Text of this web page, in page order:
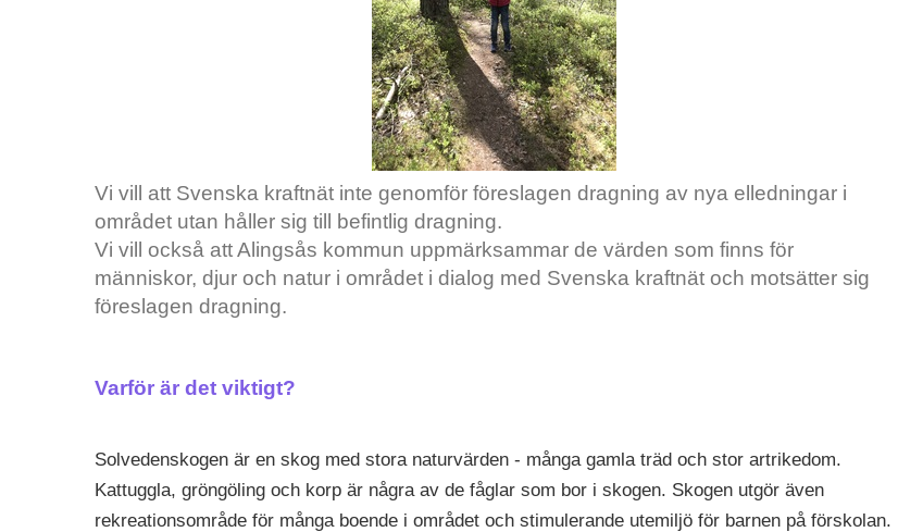
Vi vill att Svenska kraftnät inte genomför föreslagen dragning av nya elledningar i
området utan håller sig till befintlig dragning.
Vi vill också att Alingsås kommun uppmärksammar de värden som finns för
människor, djur och natur i området i dialog med Svenska kraftnät och motsätter sig
föreslagen dragning.
Varför är det viktigt?
Solvedenskogen är en skog med stora naturvärden - många gamla träd och stor artrikedom.
Kattuggla, gröngöling och korp är några av de fåglar som bor i skogen. Skogen utgör även
rekreationsområde för många boende i området och stimulerande utemiljö för barnen på förskolan.